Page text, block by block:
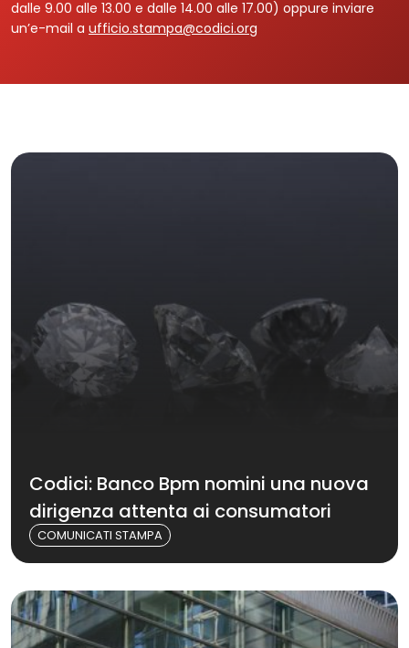
dalle 9.00 alle 13.00 e dalle 14.00 alle 17.00) oppure inviare
un’e-mail a ufficio.stampa@codici.org
Codici: Banco Bpm nomini una nuova
dirigenza attenta ai consumatori
COMUNICATI STAMPA